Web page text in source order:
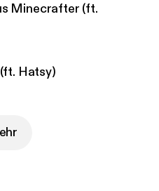
Minecrafter (ft.
Hatsy)